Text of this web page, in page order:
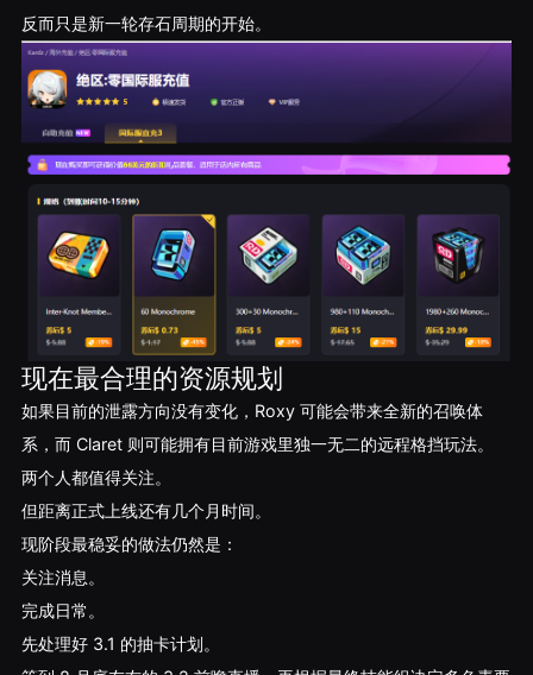
反而只是新一轮存石周期的开始。
现在最合理的资源规划
如果目前的泄露方向没有变化，Roxy 可能会带来全新的召唤体
系，而 Claret 则可能拥有目前游戏里独一无二的远程格挡玩法。
两个人都值得关注。
但距离正式上线还有几个月时间。
现阶段最稳妥的做法仍然是：
关注消息。
完成日常。
先处理好 3.1 的抽卡计划。